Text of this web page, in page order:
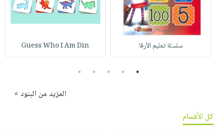
سلسلة تعليم الأرقا Guess Who I Am Din
1
2
3
4
5
المزيد من البنود »
كل الأقسام